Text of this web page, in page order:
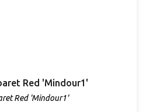
Red 'Mindour1'
Red 'Mindour1'